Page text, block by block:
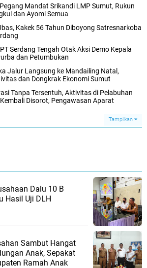
Mandat Srikandi LMP Sumut, Rukun
dan Ayomi Semua
Kakek 56 Tahun Diboyong Satresnarkoba
Serdang Tengah Otak Aksi Demo Kepala
dan Petumbukan
Jalur Langsung ke Mandailing Natal,
dan Dongkrak Ekonomi Sumut
Tanpa Tersentuh, Aktivitas di Pelabuhan
Disorot, Pengawasan Aparat
Tampilkan
Dalu 10 B
Hasil Uji DLH
Sambut Hangat
Anak, Sepakat
Ramah Anak